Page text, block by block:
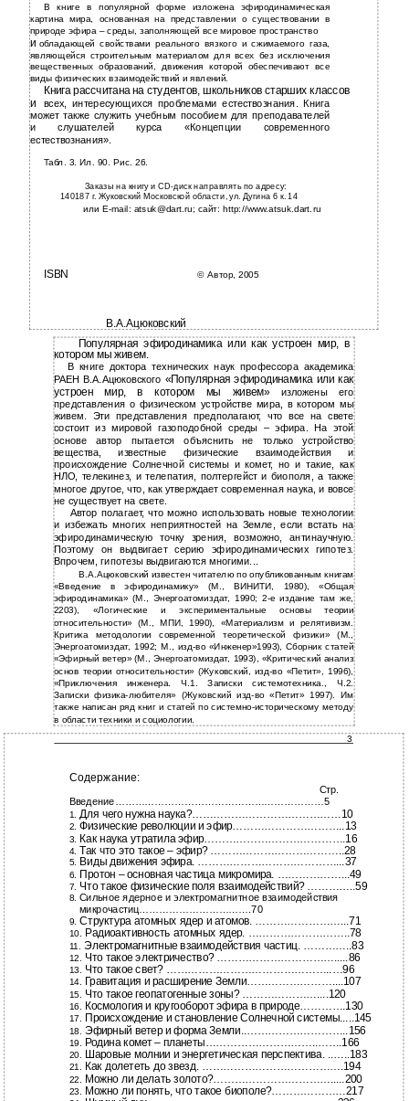
В книге в популярной форме изложена эфиродинамическая
картина мира, основанная на представлении о существовании в
природе эфира – среды, заполняющей все мировое пространство
и обладающей свойствами реального вязкого и сжимаемого газа,
являющейся строительным материалом для всех без исключения
вещественных образований, движения которой обеспечивают все
виды физических взаимодействий и явлений.
Книга рассчитана на студентов, школьников старших классов
и
всех, интересующихся проблемами естествознания. Книга
может также служить учебным пособием для преподавателей
и слушателей курса «Концепции современного
естествознания».
Табл. 3. Ил. 90. Рис. 26.
Заказы на книгу и CD-диск направлять по адресу:
140187 г. Жуковский Московской области, ул. Дугина 6 к. 14
или E-mail: atsuk@dart.ru; сайт: http://www.atsuk.dart.ru
ISBN © Автор, 2005
В.А.Ацюковский
Популярная эфиродинамика или как устроен мир, в
котором мы живем.
В книге доктора технических наук профессора академика
РАЕН В.А.Ацюковского «Популярная эфиродинамика или как
устроен мир, в котором мы живем» изложены его
представления о физическом устройстве мира, в котором мы
живем. Эти представления предполагают, что все на свете
состоит из мировой газоподобной среды – эфира. На этой
основе автор пытается объяснить не только устройство
вещества, известные физические взаимодействия и
происхождение Солнечной системы и комет, но и такие, как
НЛО, телекинез, и телепатия, полтергейст и биополя, а также
многое другое, что, как утверждает современная наука, и вовсе
не существует на свете.
Автор полагает, что можно использовать новые технологии
и избежать многих неприятностей на Земле, если встать на
эфиродинамическую точку зрения, возможно, антинаучную.
Поэтому он выдвигает серию эфиродинамических гипотез.
Впрочем, гипотезы выдвигаются многими...
В.А.Ацюковский известен читателю по опубликованным книгам
«Введение в эфиродинамику» (М., ВИНИТИ, 1980), «Общая
эфиродинамика» (М., Энергоатомиздат, 1990; 2-е издание там же,
2203), «Логические и экспериментальные основы теории
относительности» (М., МПИ, 1990), «Материализм и релятивизм.
Критика методологии современной теоретической физики» (М.,
Энергоатомиздат, 1992; М., изд-во «Инженер»1993), Сборник статей
«Эфирный ветер» (М., Энергоатомиздат, 1993), «Критический анализ
основ теории относительности» (Жуковский, изд-во «Петит», 1996),
«Приключения инженера. Ч.1. Записки системотехника., Ч.2.
Записки физика-любителя» (Жуковский изд-во «Петит» 1997). Им
также написан ряд книг и статей по системно-историческому методу
в области техники и социологии.
3
Содержание:
Стр.
Введение………………………………………………………5
1. Для чего нужна наука?……………………………………10
2. Физические революции и эфир…………………………..13
3. Как наука утратила эфир………………………………….16
4. Так что это такое – эфир? ………………………………..28
5. Виды движения эфира. …………………………………...37
6. Протон – основная частица микромира. ………………...49
7. Что такое физические поля взаимодействий? …………..59
8. Сильное ядерное и электромагнитное взаимодействия
микрочастиц…………………………….70
9. Структура атомных ядер и атомов. ……………………...71
10. Радиоактивность атомных ядер. ………………………..78
11. Электромагнитные взаимодействия частиц. …………..83
12. Что такое электричество? …………………………….....86
13. Что такое свет? ………………………………………..…96
14. Гравитация и расширение Земли……………………....107
15. Что такое геопатогенные зоны? …………………....120
16. Космология и кругооборот эфира в природе………….130
17. Происхождение и становление Солнечной системы.....145
18. Эфирный ветер и форма Земли..………………………..156
19. Родина комет – планеты…………………………..…….166
20. Шаровые молнии и энергетическая перспектива. ..…..183
21. Как долететь до звезд. ………………………………….194
22. Можно ли делать золото?…………………………….....200
23. Можно ли понять, что такое биополе?…………………217